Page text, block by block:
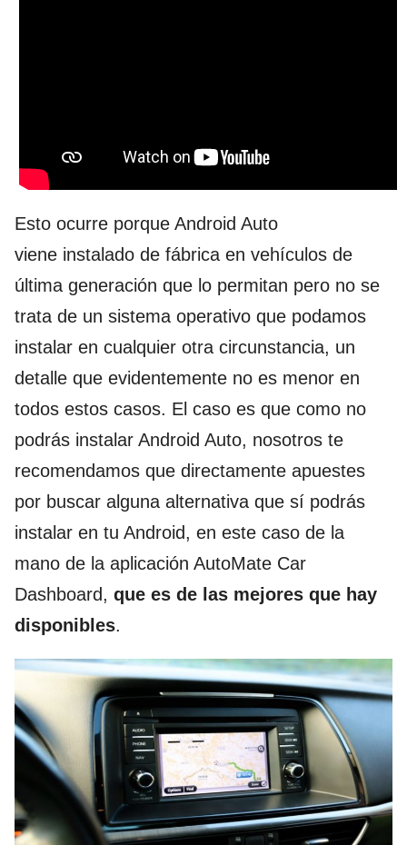
Esto ocurre porque Android Auto
viene instalado de fábrica en vehículos de
última generación que lo permitan pero no se
trata de un sistema operativo que podamos
instalar en cualquier otra circunstancia, un
detalle que evidentemente no es menor en
todos estos casos. El caso es que como no
podrás instalar Android Auto, nosotros te
recomendamos que directamente apuestes
por buscar alguna alternativa que sí podrás
instalar en tu Android, en este caso de la
mano de la aplicación AutoMate Car
Dashboard, que es de las mejores que hay
disponibles.